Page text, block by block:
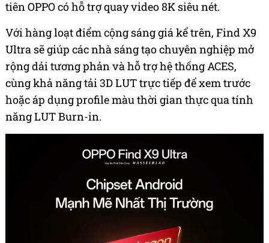
tiên OPPO có hỗ trợ quay video 8K siêu nét.
Với hàng loạt điểm cộng sáng giá kể trên, Find X9
Ultra sẽ giúp các nhà sáng tạo chuyên nghiệp mở
rộng dải tương phản và hỗ trợ hệ thống ACES,
cùng khả năng tải 3D LUT trực tiếp để xem trước
hoặc áp dụng profile màu thời gian thực qua tính
năng LUT Burn-in.